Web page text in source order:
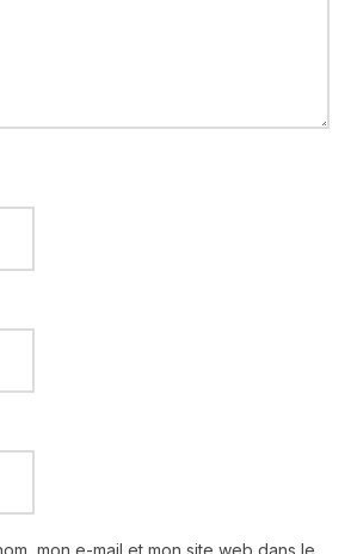
mon e-mail et mon site web dans le